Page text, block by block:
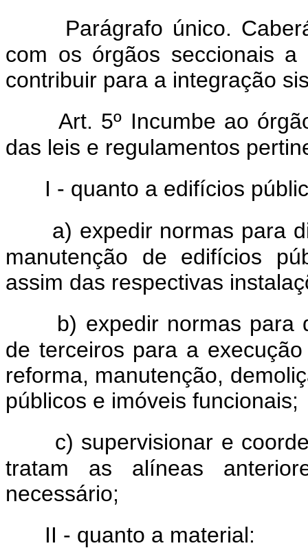
Parágrafo único.
com os órgãos seccionais
contribuir para a integração
Art. 5º Incumbe ao
das leis e regulamentos
I - quanto a edifícios
a) expedir normas para
manutenção de edifícios
assim das respectivas
b) expedir normas para
de terceiros para a
reforma, manutenção,
públicos e imóveis funcionais;
c) supervisionar e
tratam as alíneas
necessário;
II - quanto a material: